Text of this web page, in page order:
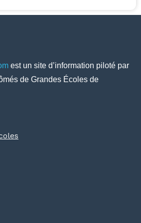
est un site d’information piloté par
de Grandes Écoles de